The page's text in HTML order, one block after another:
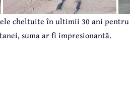
cheltuite în ultimii 30 ani
suma ar fi impresionantă.